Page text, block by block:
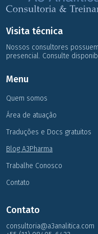
Visita técnica
Nossos consultores
presencial. Consulte
Menu
Quem somos
Área de atuação
Traduções e Docs gratuitos
Blog A3Pharma
Trabalhe Conosco
Contato
Contato
consultoria@a3analitica.com